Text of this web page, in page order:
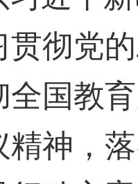
贯彻党
全国教
精神，